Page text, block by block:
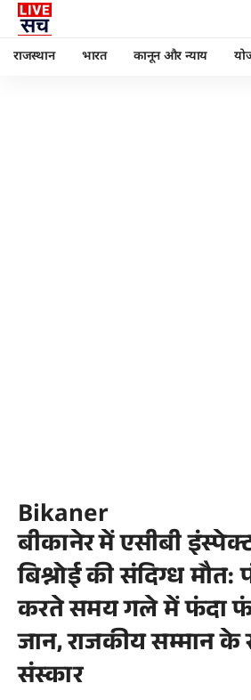
राजस्थान भारत कानून और न्याय
Bikaner
बीकानेर में एसीबी
बिश्नोई की संदिग्ध
करते समय गले में फंदा
जान, राजकीय सम्मान
संस्कार